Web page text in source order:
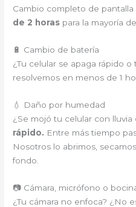
Cambio completo de pantalla
de 2 horas para la mayoría
🔋 Cambio de batería
¿Tu celular se apaga rápido
resolvemos en menos de 1
💧 Daño por humedad
¿Se mojó tu celular con
rápido. Entre más tiempo
Nosotros lo abrimos,
fondo.
📷 Cámara, micrófono o
¿Tu cámara no enfoca? ¿No